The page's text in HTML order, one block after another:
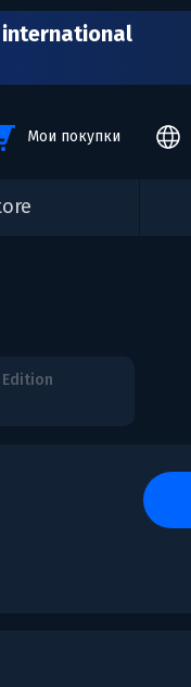
international
Мои покупки
Edition